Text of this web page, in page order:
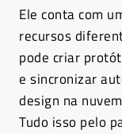
Ele conta com
recursos
pode criar
e sincronizar
design na
Tudo isso pelo